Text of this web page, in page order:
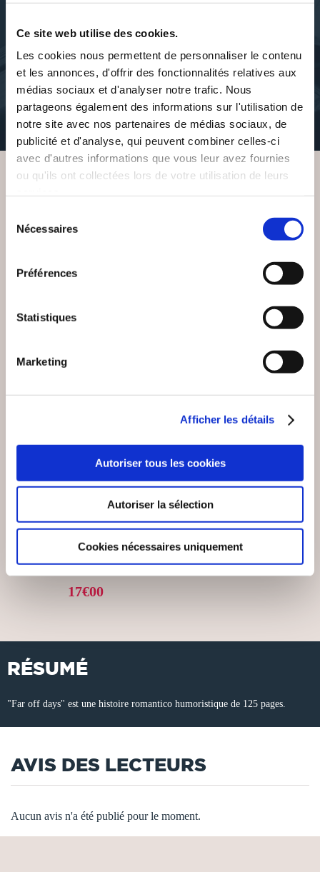
Ce site web utilise des cookies.
Les cookies nous permettent de personnaliser le contenu
et les annonces, d'offrir des fonctionnalités relatives aux
médias sociaux et d'analyser notre trafic. Nous
partageons également des informations sur l'utilisation de
notre site avec nos partenaires de médias sociaux, de
publicité et d'analyse, qui peuvent combiner celles-ci
avec d'autres informations que vous leur avez fournies
ou qu'ils ont collectées lors de votre utilisation de leurs
Nécessaires
Préférences
Statistiques
Marketing
Afficher les détails
Autoriser tous les cookies
Autoriser la sélection
Cookies nécessaires uniquement
À PROPOS DE L'AUTEUR
Cet auteur n'a pas de description
VOUS AIMEREZ AUSSI
(0 avis)
alexandre jauliac
INTERLIGNES
17€00
RÉSUMÉ
"Far off days" est une histoire romantico humoristique de 125 pages.
AVIS DES LECTEURS
Aucun avis n'a été publié pour le moment.